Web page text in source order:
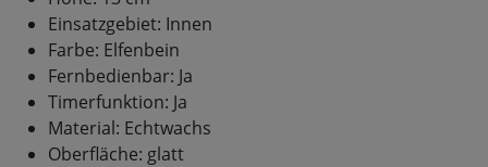
Einsatzgebiet: Innen
Farbe: Elfenbein
Fernbedienbar: Ja
Timerfunktion: Ja
Material: Echtwachs
Oberfläche: glatt